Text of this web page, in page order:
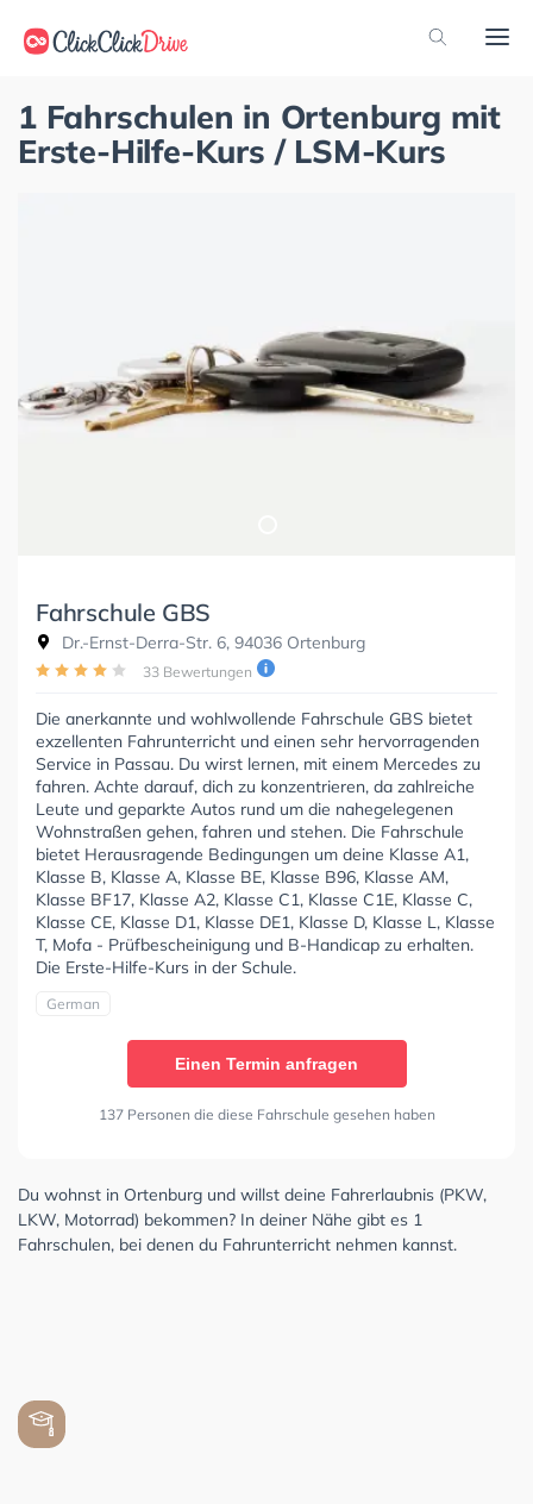
1 Fahrschulen in Ortenburg mit
Erste-Hilfe-Kurs / LSM-Kurs
Fahrschule GBS
Dr.-Ernst-Derra-Str. 6, 94036 Ortenburg
33 Bewertungen
Die anerkannte und wohlwollende Fahrschule GBS bietet
exzellenten Fahrunterricht und einen sehr hervorragenden
Service in Passau. Du wirst lernen, mit einem Mercedes zu
fahren. Achte darauf, dich zu konzentrieren, da zahlreiche
Leute und geparkte Autos rund um die nahegelegenen
Wohnstraßen gehen, fahren und stehen. Die Fahrschule
bietet Herausragende Bedingungen um deine Klasse A1,
Klasse B, Klasse A, Klasse BE, Klasse B96, Klasse AM,
Klasse BF17, Klasse A2, Klasse C1, Klasse C1E, Klasse C,
Klasse CE, Klasse D1, Klasse DE1, Klasse D, Klasse L, Klasse
T, Mofa - Prüfbescheinigung und B-Handicap zu erhalten.
Die Erste-Hilfe-Kurs in der Schule.
German
Einen Termin anfragen
137 Personen die diese Fahrschule gesehen haben
Du wohnst in Ortenburg und willst deine Fahrerlaubnis (PKW,
LKW, Motorrad) bekommen? In deiner Nähe gibt es 1
Fahrschulen, bei denen du Fahrunterricht nehmen kannst.